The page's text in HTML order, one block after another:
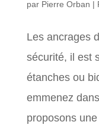
par Pierre Orban |
Les ancrages
sécurité, il est
étanches ou
emmenez
proposons